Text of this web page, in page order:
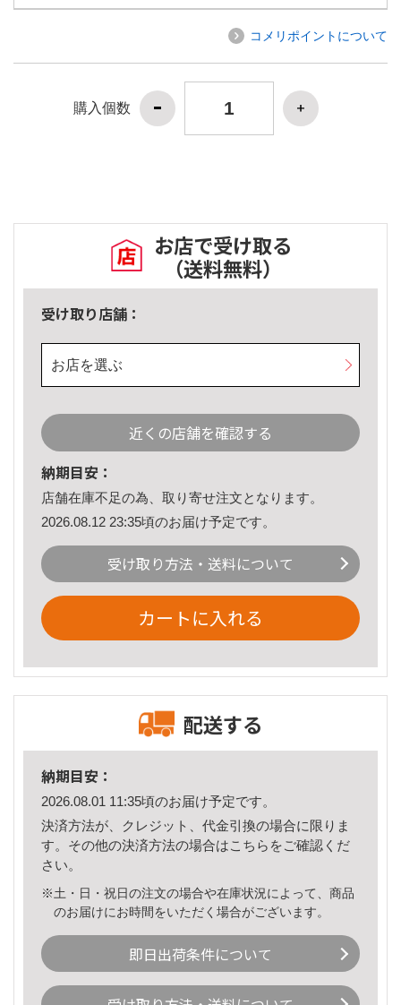
コメリポイントについて
購入個数
お店で受け取る
（送料無料）
受け取り店舗：
お店を選ぶ
近くの店舗を確認する
納期目安：
店舗在庫不足の為、取り寄せ注文となります。
2026.08.12 23:35頃のお届け予定です。
受け取り方法・送料について
カートに入れる
配送する
納期目安：
2026.08.01 11:35頃のお届け予定です。
決済方法が、クレジット、代金引換の場合に限りま
す。その他の決済方法の場合はこちら をご確認くだ
さい。
※土・日・祝日の注文の場合や在庫状況によって、商品
のお届けにお時間をいただく場合がございます。
即日出荷条件について